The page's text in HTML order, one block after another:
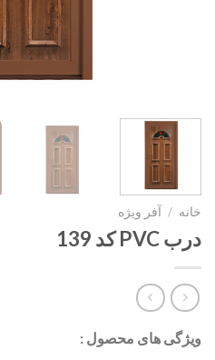
خانه / آفر ویژه
درب PVC کد 139
ویژگی های محصول :